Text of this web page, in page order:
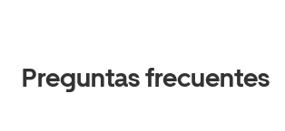
Preguntas frecuentes